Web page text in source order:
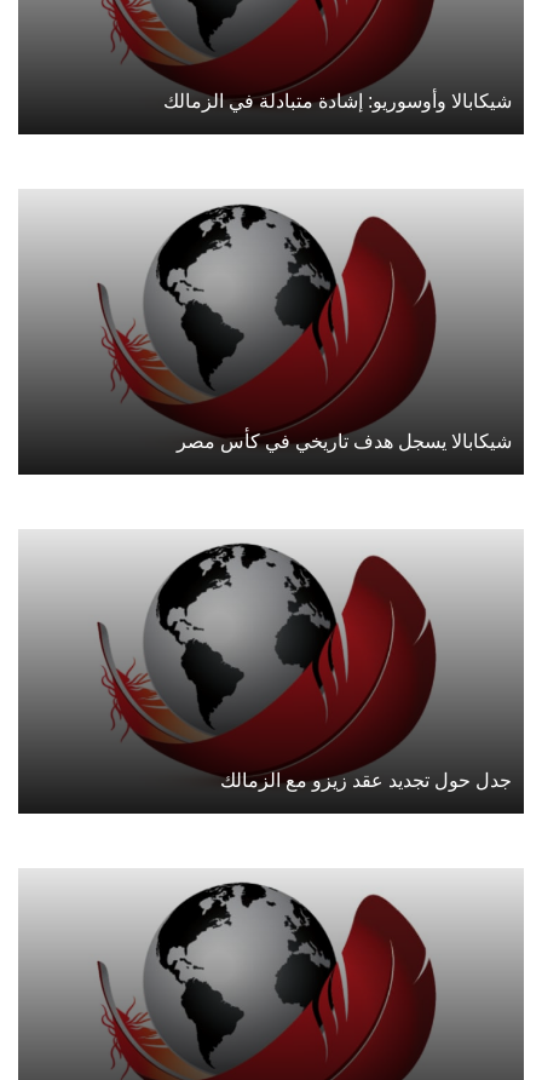
شيكابالا وأوسوريو: إشادة متبادلة في الزمالك
شيكابالا يسجل هدف تاريخي في كأس مصر
جدل حول تجديد عقد زيزو مع الزمالك